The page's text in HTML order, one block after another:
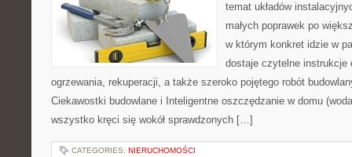
temat układów
małych poprawek po
w którym konkret idzie w
dostaje czytelne instrukcje
ogrzewania, rekuperacji, a także szeroko pojętego robót
Ciekawostki budowlane i Inteligentne oszczędzanie w domu
wszystko kręci się wokół sprawdzonych […]
CATEGORIES: NIERUCHOMOŚCI